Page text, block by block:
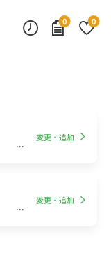
0
0
変更・追加
変更・追加